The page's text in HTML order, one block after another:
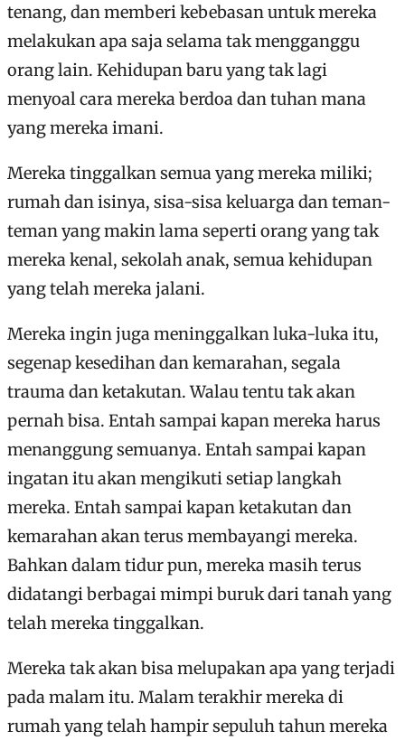
tenang, dan memberi kebebasan untuk mereka
melakukan apa saja selama tak mengganggu
orang lain. Kehidupan baru yang tak lagi
menyoal cara mereka berdoa dan tuhan mana
yang mereka imani.
Mereka tinggalkan semua yang mereka miliki;
rumah dan isinya, sisa-sisa keluarga dan teman-
teman yang makin lama seperti orang yang tak
mereka kenal, sekolah anak, semua kehidupan
yang telah mereka jalani.
Mereka ingin juga meninggalkan luka-luka itu,
segenap kesedihan dan kemarahan, segala
trauma dan ketakutan. Walau tentu tak akan
pernah bisa. Entah sampai kapan mereka harus
menanggung semuanya. Entah sampai kapan
ingatan itu akan mengikuti setiap langkah
mereka. Entah sampai kapan ketakutan dan
kemarahan akan terus membayangi mereka.
Bahkan dalam tidur pun, mereka masih terus
didatangi berbagai mimpi buruk dari tanah yang
telah mereka tinggalkan.
Mereka tak akan bisa melupakan apa yang terjadi
pada malam itu. Malam terakhir mereka di
rumah yang telah hampir sepuluh tahun mereka